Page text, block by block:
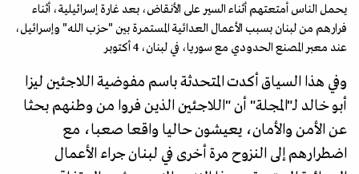
يحمل الناس أمتعتهم أثناء السير على الأنقاض، بعد غارة إسرائيلية، أثناء
فرارهم من لبنان بسبب الأعمال العدائية المستمرة بين "حزب الله" وإسرائيل،
عند معبر المصنع الحدودي مع سوريا، في لبنان، 4 أكتوبر
وفي هذا السياق أكدت المتحدثة باسم مفوضية اللاجئين ليزا
أبو خالد لـ"المجلة" أن "اللاجئين الذين فروا من وطنهم بحثا
عن الأمن والأمان، يعيشون حاليا واقعا صعبا، مع
اضطرارهم إلى النزوح مرة أخرى في لبنان جراء الأعمال